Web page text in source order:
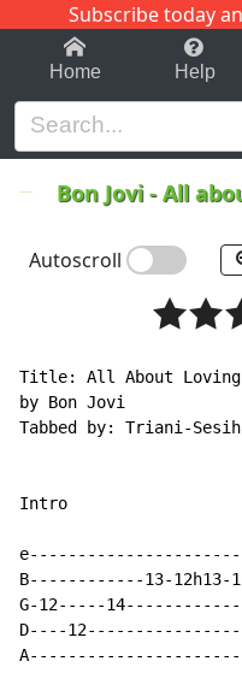
Subscribe today
1-9 C
Home Help
Bon Jovi-All
Autoscroll
Title: All About Loving
by Bon Jovi
Tabbed by: Triani-
Intro
B------------13-
G-12-----
D----